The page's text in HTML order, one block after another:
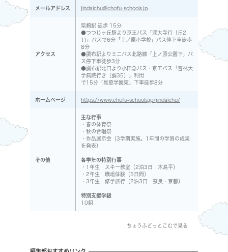
メールアドレス jindaichu@chofu-schools.jp
アクセス
柴崎駅 徒歩 15分
●つつじヶ丘駅より京王バス「深大寺行（丘2
1)」バスで6分「上ノ原小学校」バス停下車徒歩
8分
●調布駅よりミニバス北路線「上ノ原公園下」バ
ス停下車徒歩3分
●調布駅北口より小田急バス・京王バス「杏林大
学病院行き（調35）」利用
で15分「晃華学園東」下車徒歩8分
ホームページ https://www.chofu-schools.jp/jindaichu/
その他
主な行事
・春の体育祭
・秋の合唱祭
・作品展示会（3学期実施。1年間の学習の成果
を発表）
各学年の特別行事
・1年生 スキー教室（2泊3日 木島平）
・2年生 職場体験（5日間）
・3年生 修学旅行（2泊3日 奈良・京都）
特別支援学級
10組
ちょうふどっとこむで見る